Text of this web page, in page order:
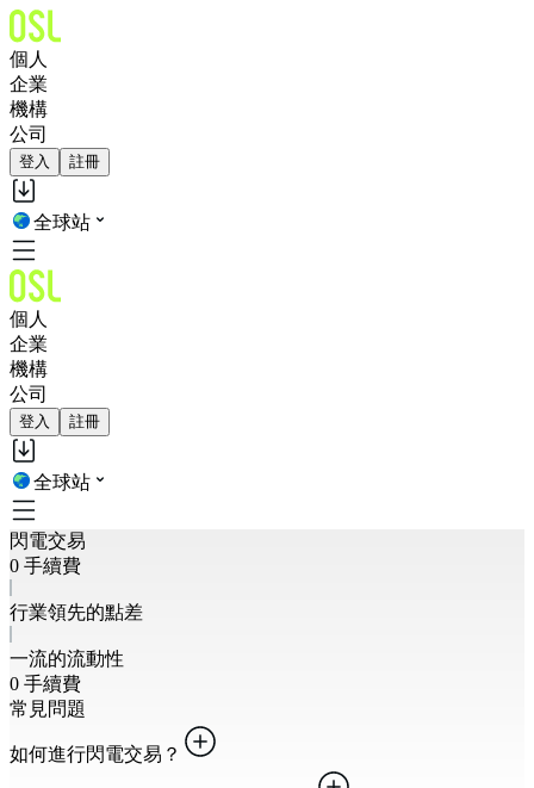
個人
企業
機構
公司
登入 註冊
全球站
個人
企業
機構
公司
登入 註冊
全球站
閃電交易
0 手續費
行業領先的點差
一流的流動性
0 手續費
常見問題
如何進行閃電交易？